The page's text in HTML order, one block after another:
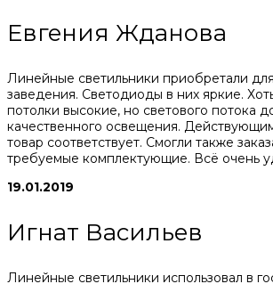
Евгения Жданова
Линейные светильники приобретали
заведения. Светодиоды в них яркие.
потолки высокие, но светового потока
качественного освещения.
товар соответствует. Смогли также
требуемые комплектующие. Всё очень
19.01.2019
Игнат Васильев
Линейные светильники использовал в